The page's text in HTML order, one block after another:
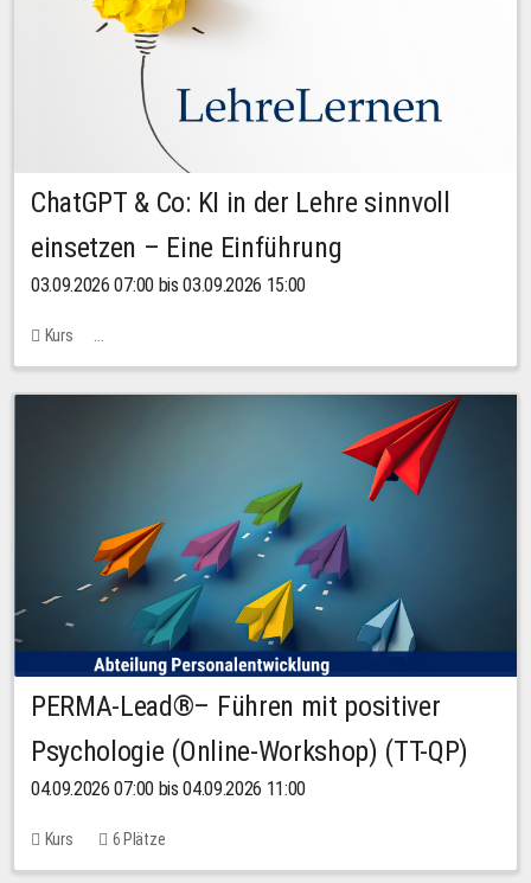
ChatGPT & Co: KI in der Lehre sinnvoll
einsetzen – Eine Einführung
03.09.2026 07:00 bis 03.09.2026 15:00
Kurs
Bachstraße 18k - SR 102 (Seminarraum Servicestelle LehreLernen)
PERMA-Lead®– Führen mit positiver
Psychologie (Online-Workshop) (TT-QP)
04.09.2026 07:00 bis 04.09.2026 11:00
Kurs 6 Plätze